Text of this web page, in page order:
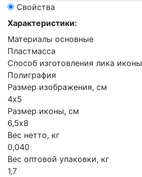
Свойства
Характеристики:
Материалы основные
Пластмасса
Способ изготовления лика иконы
Полиграфия
Размер изображения, см
4х5
Размер иконы, см
6,5х8
Вес нетто, кг
0,040
Вес оптовой упаковки, кг
1,7